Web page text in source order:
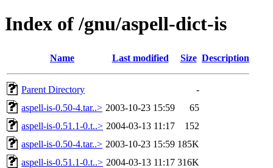
Index of /gnu/aspell-dict-is
Name Last modified Size Description
Parent Directory
-
aspell-is-0.50-4.tar..> 2003-10-23 15:59
65
aspell-is-0.51.1-0.t..> 2004-03-13 11:17
152
aspell-is-0.50-4.tar..> 2003-10-23 15:59 185K
aspell-is-0.51.1-0.t..> 2004-03-13 11:17 316K